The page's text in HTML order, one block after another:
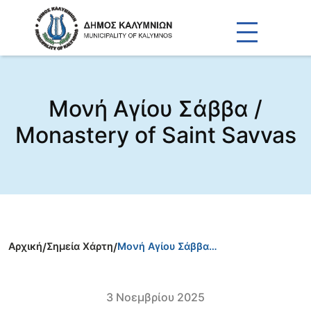
Μονή Αγίου Σάββα /
Monastery of Saint Savvas
Αρχική/Σημεία Χάρτη/Μονή Αγίου Σάββα…
3 Νοεμβρίου 2025